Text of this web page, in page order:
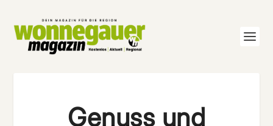
Genuss und